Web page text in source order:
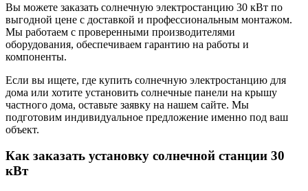
Вы можете заказать солнечную электростанцию 30 кВт по
выгодной цене с доставкой и профессиональным монтажом.
Мы работаем с проверенными производителями
оборудования, обеспечиваем гарантию на работы и
компоненты.
Если вы ищете, где купить солнечную электростанцию для
дома или хотите установить солнечные панели на крышу
частного дома, оставьте заявку на нашем сайте. Мы
подготовим индивидуальное предложение именно под ваш
объект.
Как заказать установку солнечной станции 30
кВт